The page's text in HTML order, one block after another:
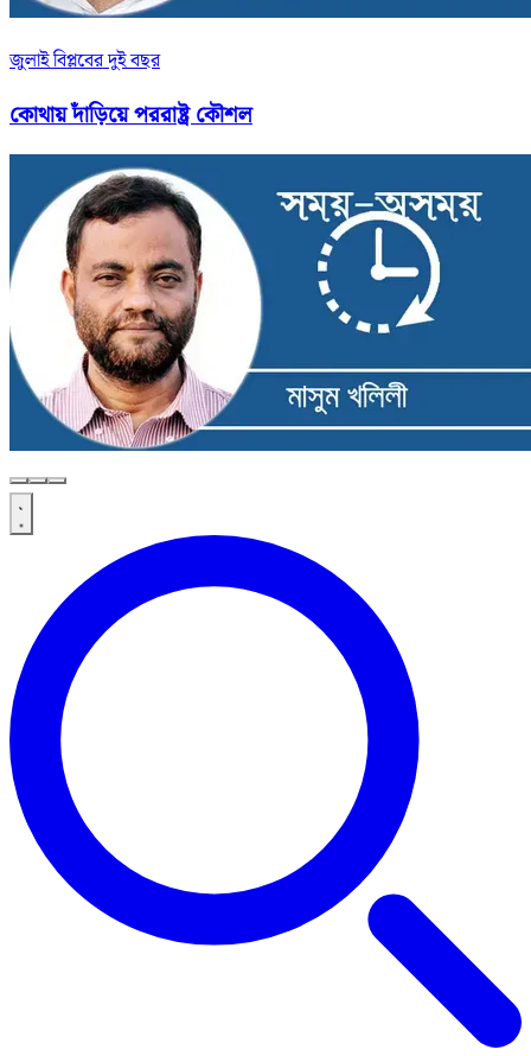
জুলাই বিপ্লবের দুই বছর
কোথায় দাঁড়িয়ে পররাষ্ট্র কৌশল